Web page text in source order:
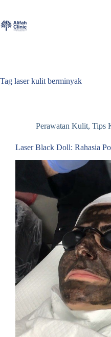
content
Tag laser kulit berminyak
Perawatan Kulit, Tips
Laser Black Doll: Rahasia